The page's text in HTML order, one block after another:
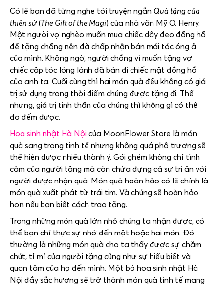
Có lẽ bạn đã từng nghe tới truyện ngắn Quà tặng của
thiên sứ(The Gift of the Magi) của nhà văn Mỹ O. Henry.
Một người vợ nghèo muốn mua chiếc dây đeo đồng hồ
để tặng chồng nên đã chấp nhận bán mái tóc óng ả
của mình. Không ngờ, người chồng vì muốn tặng vợ
chiếc cặp tóc lóng lánh đã bán đi chiếc mặt đồng hồ
của anh ta. Cuối cùng thì hai món quà đều không có giá
trị sử dụng trong thời điểm chúng được tặng đi. Thế
nhưng, giá trị tinh thần của chúng thì không gì có thể
đo đếm được.
Hoa sinh nhật Hà Nội của MoonFlower Store là món
quà sang trọng tinh tế nhưng không quá phô trương sẽ
thể hiện được nhiều thành ý. Gói ghém không chỉ tình
cảm của người tặng mà còn chứa đựng cả sự tri ân với
người được nhận quà. Món quà hoàn hảo có lẽ chính là
món quà xuất phát từ trái tim. Và chúng sẽ hoàn hảo
hơn nếu bạn biết cách trao tặng.
Trong những món quà lớn nhỏ chúng ta nhận được, có
thể bạn chỉ thực sự nhớ đến một hoặc hai món. Đó
thường là những món quà cho ta thấy được sự chăm
chút, tỉ mỉ của người tặng cũng như sự hiểu biết và
quan tâm của họ đến mình. Một bó hoa sinh nhật Hà
Nội đầy sắc hương sẽ trở thành món quà tinh tế mang